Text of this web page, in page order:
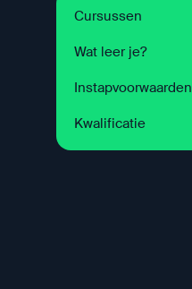
Cursussen
Wat leer je?
Instapvoorwaarden
Kwalificatie